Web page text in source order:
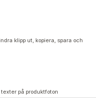
klipp ut, kopiera, spara och
på produktfoton